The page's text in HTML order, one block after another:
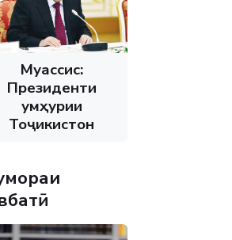
Муассис:
Президенти
Ҷумҳурии
Тоҷикистон